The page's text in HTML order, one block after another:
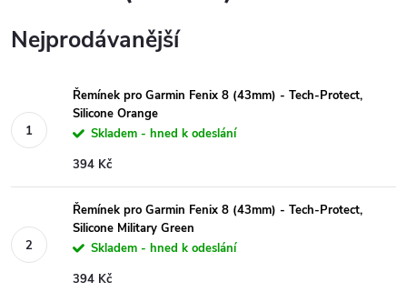
Nejprodávanější
Řemínek pro Garmin Fenix 8 (43mm) - Tech-Protect,
Silicone Orange
Skladem - hned k odeslání
394 Kč
Řemínek pro Garmin Fenix 8 (43mm) - Tech-Protect,
Silicone Military Green
Skladem - hned k odeslání
394 Kč